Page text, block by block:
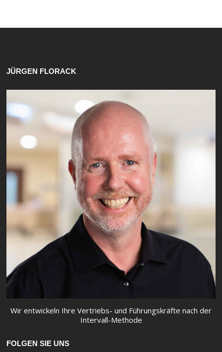
JÜRGEN FLORACK
Wir entwickeln Ihre Vertriebs- und Führungskräfte nach der
Intervall-Methode
FOLGEN SIE UNS